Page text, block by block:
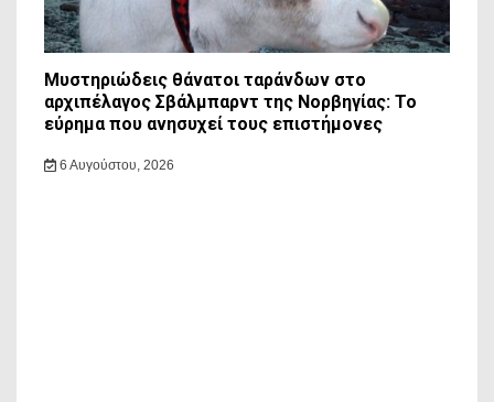
Μυστηριώδεις θάνατοι ταράνδων στο
αρχιπέλαγος Σβάλμπαρντ της Νορβηγίας: Το
εύρημα που ανησυχεί τους επιστήμονες
6 Αυγούστου, 2026